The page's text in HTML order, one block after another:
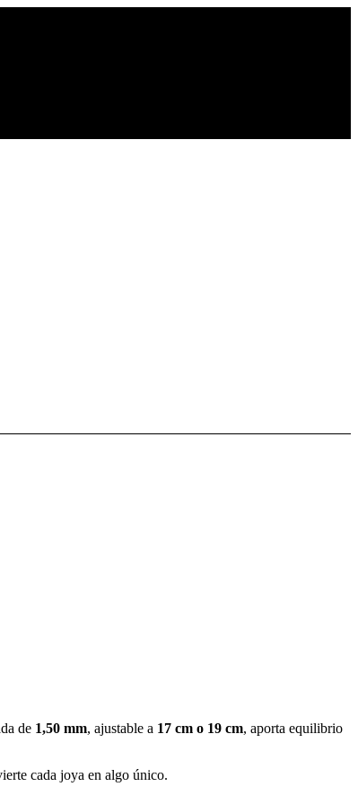
de 1,50 mm, ajustable a 17 cm o 19 cm, aporta equilibrio
cada joya en algo único.